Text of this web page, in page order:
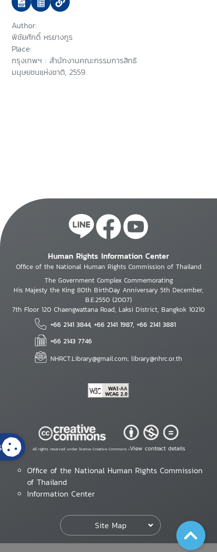
Author:
พิชัยศักดิ์ หรยางกูร
Place:
กรุงเทพฯ : สำนักงานคณะกรรมการสิทธิ
มนุษยชนแห่งชาติ, 2559.
Human Rights Information Center
Office of the National Human Rights Commission of Thailand
The Government Complex Commemorating
His Majesty the King 80th BirthDay Anniversary 5th December,
B.E.2550 (2007)
7th Floor 120 Chaengwattana Road, Laksi District, Bangkok 10210
+66 2141 3844, +66 2141 1987, +66 2141 3881
+66 2143 7746
NHRCT.Library@gmail.com; library@nhrc.or.th
All rights reserved under license Creative Commons •View contract details
Office of the National Human Rights Commission
of Thailand
Information Center
Site Map